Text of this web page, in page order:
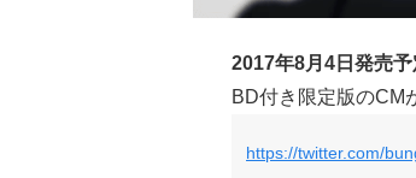
2017年8月4日発売予
BD付き限定版のCM
https://twitter.com/